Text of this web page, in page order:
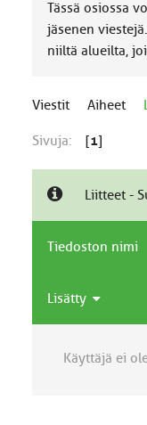
Tässä osiossa
jäsenen
niiltä alueilta,
Viestit Aiheet
Sivuja: [1]
Liitteet -
Tiedoston nimi
Lisätty
Käyttäjä ei